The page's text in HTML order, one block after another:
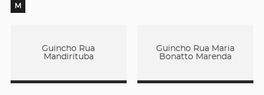
M
Guincho Rua
Mandirituba
Guincho Rua Maria
Bonatto Marenda